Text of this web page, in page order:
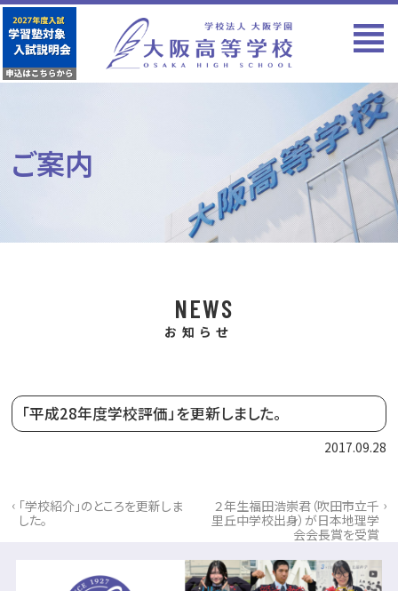
ご案内
NEWS
お知らせ
「平成28年度学校評価」を更新しました。
2017.09.28
‹ 「学校紹介」のところを更新しま
した。
２年生福田浩崇君（吹田市立千
里丘中学校出身）が日本地理学
会会長賞を受賞
›